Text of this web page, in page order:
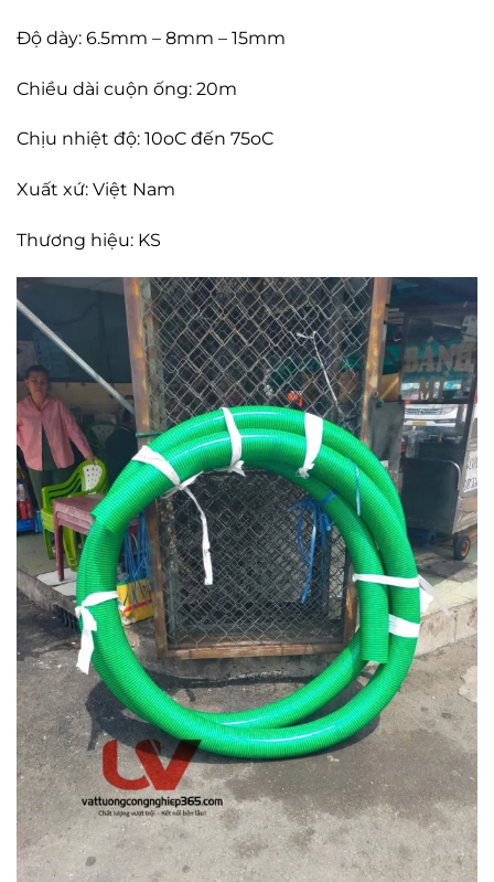
Độ dày: 6.5mm – 8mm – 15mm
Chiều dài cuộn ống: 20m
Chịu nhiệt độ: 10oC đến 75oC
Xuất xứ: Việt Nam
Thương hiệu: KS